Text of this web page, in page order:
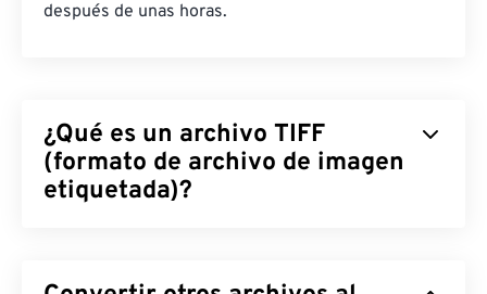
después de unas horas.
¿Qué es un archivo TIFF
(formato de archivo de imagen
etiquetada)?